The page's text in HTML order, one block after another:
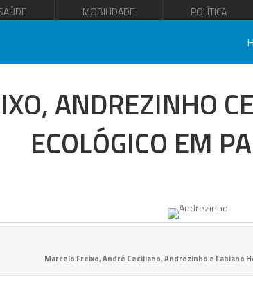
MOBILIDADE POLÍTICA
ANDREZINHO
ECOLÓGICO EM
Marcelo Freixo, André Ceciliano, Andrezinho e Fabiano